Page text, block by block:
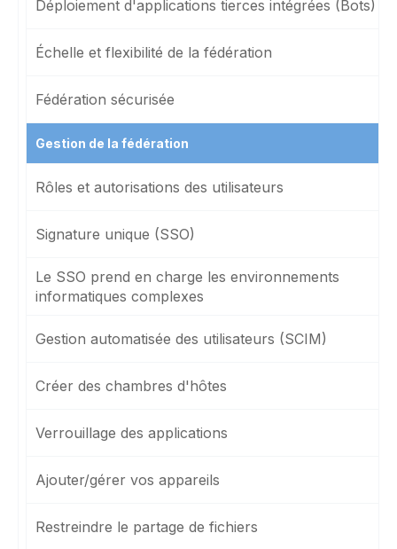
Déploiement d'applications tierces intégrées (Bots)
Échelle et flexibilité de la fédération
Fédération sécurisée
Gestion de la fédération
Rôles et autorisations des utilisateurs
Signature unique (SSO)
Le SSO prend en charge les environnements
informatiques complexes
Gestion automatisée des utilisateurs (SCIM)
Créer des chambres d'hôtes
Verrouillage des applications
Ajouter/gérer vos appareils
Restreindre le partage de fichiers